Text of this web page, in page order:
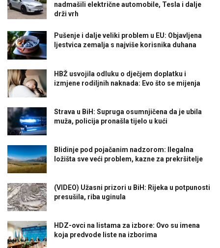
nadmašili električne automobile, Tesla i dalje
drži vrh
Pušenje i dalje veliki problem u EU: Objavljena
ljestvica zemalja s najviše korisnika duhana
HBŽ usvojila odluku o dječjem doplatku i
izmjene rodiljnih naknada: Evo što se mijenja
Strava u BiH: Supruga osumnjičena da je ubila
muža, policija pronašla tijelo u kući
Blidinje pod pojačanim nadzorom: Ilegalna
ložišta sve veći problem, kazne za prekršitelje
(VIDEO) Užasni prizori u BiH: Rijeka u potpunosti
presušila, riba uginula
HDZ-ovci na listama za izbore: Ovo su imena
koja predvode liste na izborima